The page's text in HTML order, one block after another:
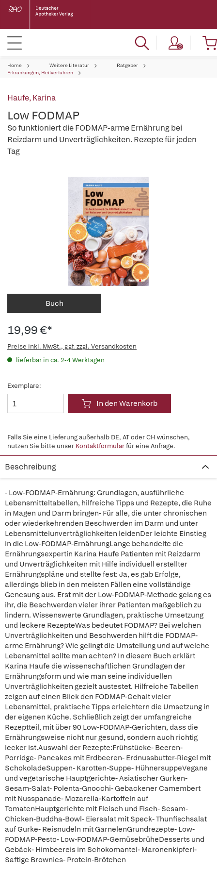
Home Weitere Literatur
Ratgeber
Erkrankungen, Heilverfahren
Haufe, Karina
Low FODMAP
So funktioniert die FODMAP-arme Ernährung bei
Reizdarm und Unverträglichkeiten. Rezepte für jeden
Tag
Buch
19,99 €*
Preise inkl. MwSt., ggf. zzgl. Versandkosten
lieferbar in ca. 2-4 Werktagen
Exemplare:
In den Warenkorb
Falls Sie eine Lieferung außerhalb DE, AT oder CH wünschen,
nutzen Sie bitte unser Kontaktformularfür eine Anfrage.
Beschreibung
- Low-FODMAP-Ernährung: Grundlagen, ausführliche
Lebensmitteltabellen, hilfreiche Tipps und Rezepte, die Ruhe
in Magen und Darm bringen- Für alle, die unter chronischen
oder wiederkehrenden Beschwerden im Darm und unter
Lebensmittelunverträglichkeiten leidenDer leichte Einstieg
in die Low-FODMAP-ErnährungLange behandelte die
Ernährungsexpertin Karina Haufe Patienten mit Reizdarm
und Unverträglichkeiten mit Hilfe individuell erstellter
Ernährungspläne und stellte fest: Ja, es gab Erfolge,
allerdings blieb in den meisten Fällen eine vollständige
Genesung aus. Erst mit der Low-FODMAP-Methode gelang es
ihr, die Beschwerden vieler ihrer Patienten maßgeblich zu
lindern. Wissenswerte Grundlagen, praktische Umsetzung
und leckere RezepteWas bedeutet FODMAP? Bei welchen
Unverträglichkeiten und Beschwerden hilft die FODMAP-
arme Ernährung? Wie gelingt die Umstellung und auf welche
Lebensmittel sollte man achten? In diesem Buch erklärt
Karina Haufe die wissenschaftlichen Grundlagen der
Ernährungsform und wie man seine individuellen
Unverträglichkeiten gezielt austestet. Hilfreiche Tabellen
zeigen auf einen Blick den FODMAP-Gehalt vieler
Lebensmittel, praktische Tipps erleichtern die Umsetzung in
der eigenen Küche. Schließlich zeigt der umfangreiche
Rezeptteil, mit über 90 Low-FODMAP-Gerichten, dass die
Ernährungsweise nicht nur gesund, sondern auch richtig
lecker ist.Auswahl der Rezepte:Frühstücke- Beeren-
Porridge- Pancakes mit Erdbeeren- Erdnussbutter-Riegel mit
SchokoladeSuppen- Karotten-Suppe- HühnersuppeVegane
und vegetarische Hauptgerichte- Asiatischer Gurken-
Sesam-Salat- Polenta-Gnocchi- Gebackener Camembert
mit Nusspanade- Mozarella-Kartoffeln auf
TomatenHauptgerichte mit Fleisch und Fisch- Sesam-
Chicken-Buddha-Bowl- Eiersalat mit Speck- Thunfischsalat
auf Gurke- Reisnudeln mit GarnelenGrundrezepte- Low-
FODMAP-Pesto- Low-FODMAP-GemüsebrüheDesserts und
Gebäck- Himbeereis im Schokomantel- Maronenkipferl-
Saftige Brownies- Protein-Brötchen